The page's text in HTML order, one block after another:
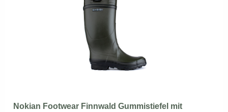
Nokian Footwear Finnwald Gummistiefel mit